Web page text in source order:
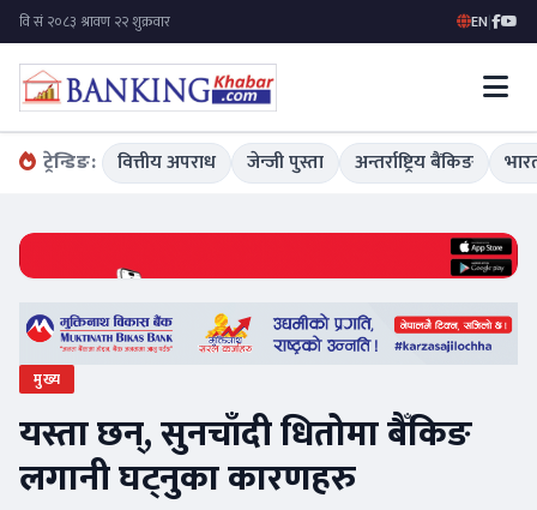
EN|
ट्रेन्डिङ: वित्तीय अपराध जेन्जी पुस्ता अन्तर्राष्ट्रिय बैंकिङ
मुख्य
यस्ता छन्, सुनचाँदी धितोमा बैँकिङ
लगानी घट्नुका कारणहरु